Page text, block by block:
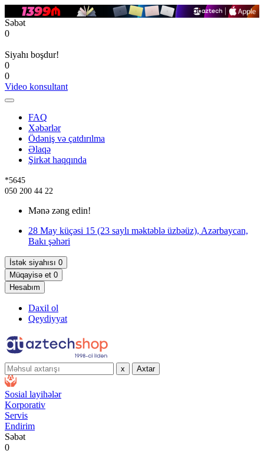
Səbət
0
Siyahı boşdur!
0
0
Video konsultant
FAQ
Xəbərlər
Ödəniş və çatdırılma
Əlaqə
Şirkət haqqında
*5645
050 200 44 22
Mənə zəng edin!
28 May küçəsi 15 (23 saylı məktəblə üzbəüz), Azərbaycan,
Bakı şəhəri
İstək siyahısı 0
Müqayisə et 0
Hesabım
Daxil ol
Qeydiyyat
x Axtar
Sosial layihələr
Korporativ
Servis
Endirim
Səbət
0